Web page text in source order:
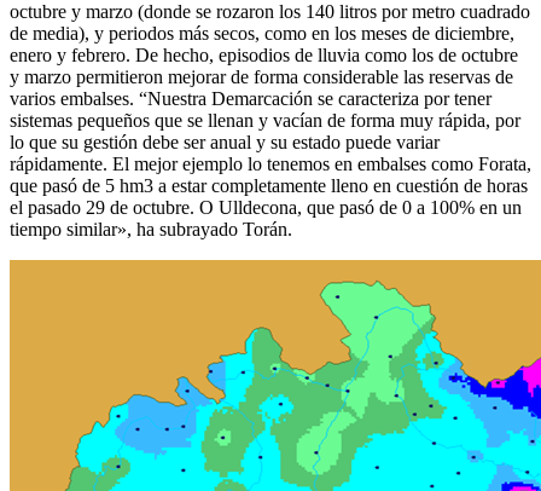
octubre y marzo (donde se rozaron los 140 litros por metro cuadrado
de media), y periodos más secos, como en los meses de diciembre,
enero y febrero. De hecho, episodios de lluvia como los de octubre
y marzo permitieron mejorar de forma considerable las reservas de
varios embalses. “Nuestra Demarcación se caracteriza por tener
sistemas pequeños que se llenan y vacían de forma muy rápida, por
lo que su gestión debe ser anual y su estado puede variar
rápidamente. El mejor ejemplo lo tenemos en embalses como Forata,
que pasó de 5 hm3 a estar completamente lleno en cuestión de horas
el pasado 29 de octubre. O Ulldecona, que pasó de 0 a 100% en un
tiempo similar», ha subrayado Torán.